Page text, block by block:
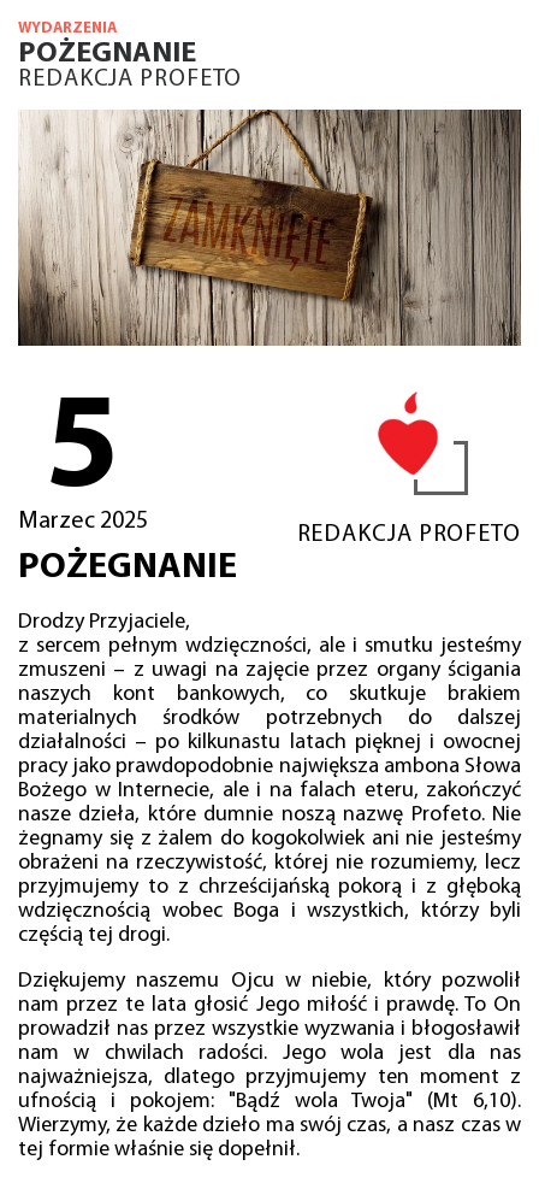
WYDARZENIA
POŻEGNANIE
REDAKCJA PROFETO
5
Marzec 2025
REDAKCJA PROFETO
POŻEGNANIE
Drodzy Przyjaciele,
z sercem pełnym wdzięczności, ale i smutku jesteśmy
zmuszeni – z uwagi na zajęcie przez organy ścigania
naszych kont bankowych, co skutkuje brakiem
materialnych środków potrzebnych do dalszej
działalności – po kilkunastu latach pięknej i owocnej
pracy jako prawdopodobnie największa ambona Słowa
Bożego w Internecie, ale i na falach eteru, zakończyć
nasze dzieła, które dumnie noszą nazwę Profeto. Nie
żegnamy się z żalem do kogokolwiek ani nie jesteśmy
obrażeni na rzeczywistość, której nie rozumiemy, lecz
przyjmujemy to z chrześcijańską pokorą i z głęboką
wdzięcznością wobec Boga i wszystkich, którzy byli
częścią tej drogi.
Dziękujemy naszemu Ojcu w niebie, który pozwolił
nam przez te lata głosić Jego miłość i prawdę. To On
prowadził nas przez wszystkie wyzwania i błogosławił
nam w chwilach radości. Jego wola jest dla nas
najważniejsza, dlatego przyjmujemy ten moment z
ufnością i pokojem: "Bądź wola Twoja" (Mt 6,10).
Wierzymy, że każde dzieło ma swój czas, a nasz czas w
tej formie właśnie się dopełnił.